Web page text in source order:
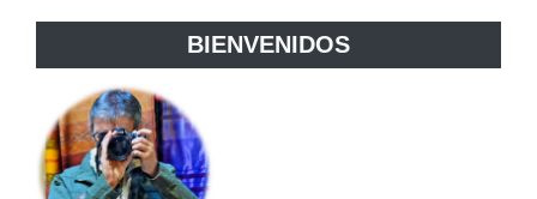
BIENVENIDOS